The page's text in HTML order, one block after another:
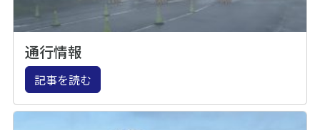
通行情報
記事を読む